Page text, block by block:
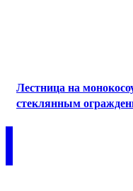
Лестница на
стеклянным